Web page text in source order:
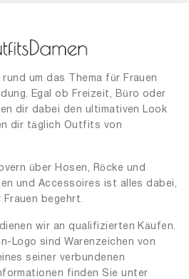
um das Thema für Frauen
Egal ob Freizeit, Büro oder
dir dabei den ultimativen Look
dir täglich Outfits von
über Hosen, Röcke und
und Accessoires ist alles dabei,
begehrt.
wir an qualifizierten Käufen.
Logo sind Warenzeichen von
seiner verbundenen
finden Sie unter